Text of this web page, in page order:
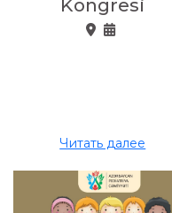
Kongresi
Читать далее